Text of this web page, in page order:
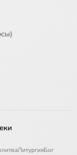
ЛитургияБог